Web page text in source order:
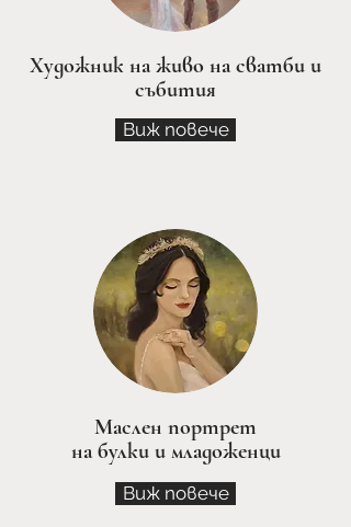
Художник на живо на сватби и
събития
Виж повече
Маслен портрет
на булки и младоженци
Виж повече